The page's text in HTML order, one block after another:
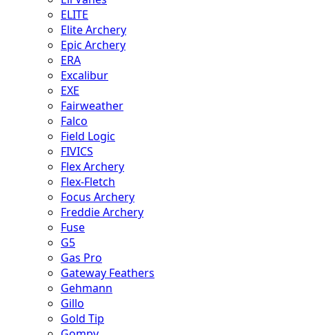
ELITE
Elite Archery
Epic Archery
ERA
Excalibur
EXE
Fairweather
Falco
Field Logic
FIVICS
Flex Archery
Flex-Fletch
Focus Archery
Freddie Archery
Fuse
G5
Gas Pro
Gateway Feathers
Gehmann
Gillo
Gold Tip